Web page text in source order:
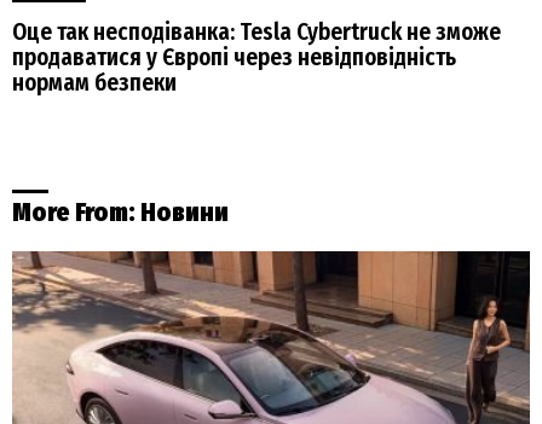
Оце так несподіванка: Tesla Cybertruck не зможе
продаватися у Європі через невідповідність
нормам безпеки
More From: Новини